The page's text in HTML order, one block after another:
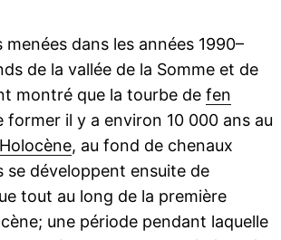
menées dans les années 1990–
de la vallée de la Somme et de
montré que la tourbe de fen
former il y a environ 10 000 ans au
Holocène, au fond de chenaux
se développent ensuite de
tout au long de la première
une période pendant laquelle